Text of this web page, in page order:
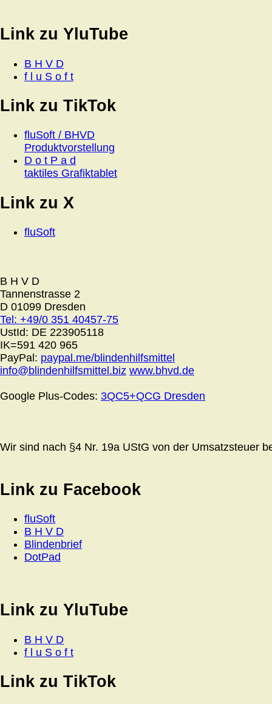
Link zu YluTube
B H V D
f l u S o f t
Link zu TikTok
fluSoft / BHVD
Produktvorstellung
D o t P a d
taktiles Grafiktablet
Link zu X
fluSoft
B H V D
Tannenstrasse 2
D 01099 Dresden
Tel: +49/0 351 40457-75
UstId: DE 223905118
IK=591 420 965
PayPal: paypal.me/blindenhilfsmittel
info@blindenhilfsmittel.biz www.bhvd.de
Google Plus-Codes: 3QC5+QCG Dresden
Wir sind nach §4 Nr. 19a UStG von der Umsatzsteuer
Link zu Facebook
fluSoft
B H V D
Blindenbrief
DotPad
Link zu YluTube
B H V D
f l u S o f t
Link zu TikTok